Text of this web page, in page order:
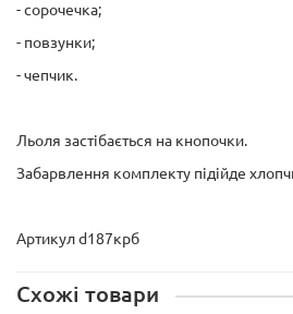
- сорочечка;
- повзунки;
- чепчик.
Льоля застібається на кнопочки.
Забарвлення комплекту підійде
Артикул d187крб
Схожі товари